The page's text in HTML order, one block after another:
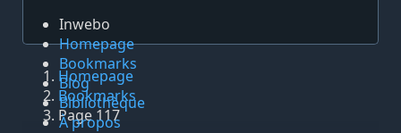
Inwebo
Homepage
Bookmarks
Blog
Bibliothèque
À propos
Homepage
Bookmarks
Page 117